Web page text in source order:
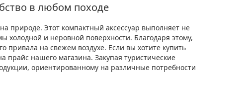
в любом походе
природе. Этот компактный аксессуар выполняет не
холодной и неровной поверхности. Благодаря этому,
привала на свежем воздухе. Если вы хотите купить
прайс нашего магазина. Закупая туристические
ориентированному на различные потребности